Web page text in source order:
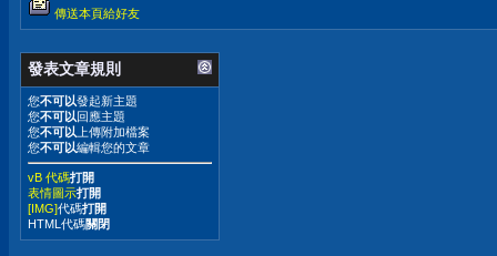
傳送本頁給好友
發表文章規則
您不可以發起新主題
您不可以回應主題
您不可以 上傳附加檔案
您不可以編輯您的文章
vB 代碼打開
表情圖示打開
[IMG]代碼打開
HTML代碼關閉